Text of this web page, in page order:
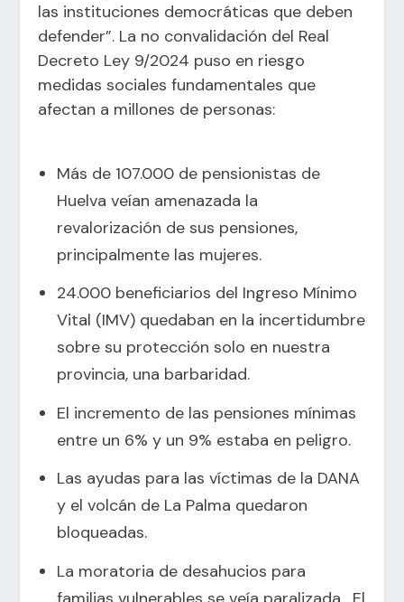
las instituciones democráticas que deben
defender”. La no convalidación del Real
Decreto Ley 9/2024 puso en riesgo
medidas sociales fundamentales que
afectan a millones de personas:
Más de 107.000 de pensionistas de
Huelva veían amenazada la
revalorización de sus pensiones,
principalmente las mujeres.
24.000 beneficiarios del Ingreso Mínimo
Vital (IMV) quedaban en la incertidumbre
sobre su protección solo en nuestra
provincia, una barbaridad.
El incremento de las pensiones mínimas
entre un 6% y un 9% estaba en peligro.
Las ayudas para las víctimas de la DANA
y el volcán de La Palma quedaron
bloqueadas.
La moratoria de desahucios para